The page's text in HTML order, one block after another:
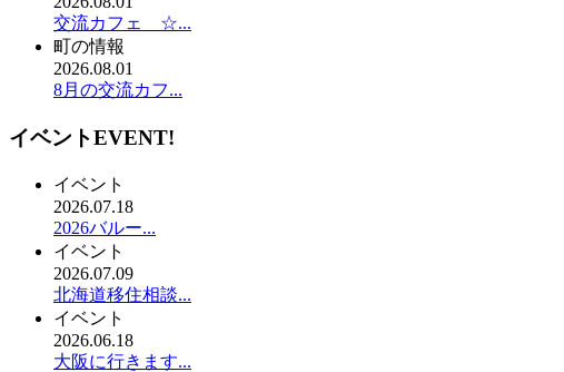
交流カフェ ☆...
町の情報
2026.08.01
8月の交流カフ...
イベントEVENT!
イベント
2026.07.18
2026バルー...
イベント
2026.07.09
北海道移住相談...
イベント
2026.06.18
大阪に行きます...